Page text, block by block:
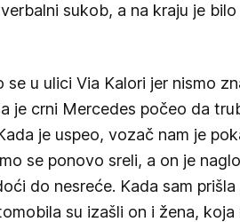
sukob, a na kraju je
se u ulici Via Kalori jer nismo
je crni Mercedes počeo da
je uspeo, vozač nam je
se ponovo sreli, a on je
do nesreće. Kada sam
su izašli on i žena, koja